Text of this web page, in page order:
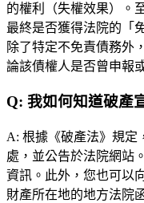
的權利（失權效果）。
最終是否獲得法院的「
除了特定不免責債務外
論該債權人是否曾申報
Q: 我如何知道破產
A: 根據《破產法》規定
處，並公告於法院網站
資訊。此外，您也可以
財產所在地的地方法院